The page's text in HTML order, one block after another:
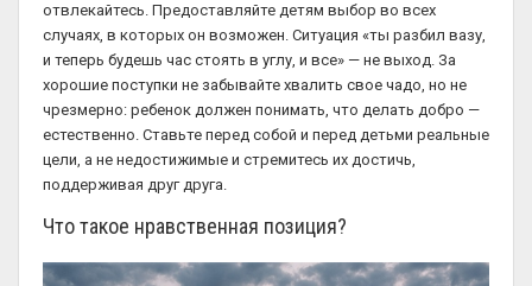
отвлекайтесь. Предоставляйте детям выбор во всех
случаях, в которых он возможен. Ситуация «ты разбил вазу,
и теперь будешь час стоять в углу, и все» — не выход. За
хорошие поступки не забывайте хвалить свое чадо, но не
чрезмерно: ребенок должен понимать, что делать добро —
естественно. Ставьте перед собой и перед детьми реальные
цели, а не недостижимые и стремитесь их достичь,
поддерживая друг друга.
Что такое нравственная позиция?